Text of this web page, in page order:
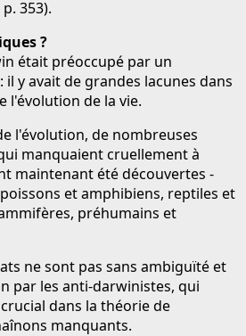
p. 353).
?
était préoccupé par un
y avait de grandes lacunes dans
l'évolution de la vie.
l'évolution, de nombreuses
manquaient cruellement à
maintenant été découvertes -
et amphibiens, reptiles et
préhumains et
ne sont pas sans ambiguïté et
par les anti-darwinistes, qui
dans la théorie de
manquants.